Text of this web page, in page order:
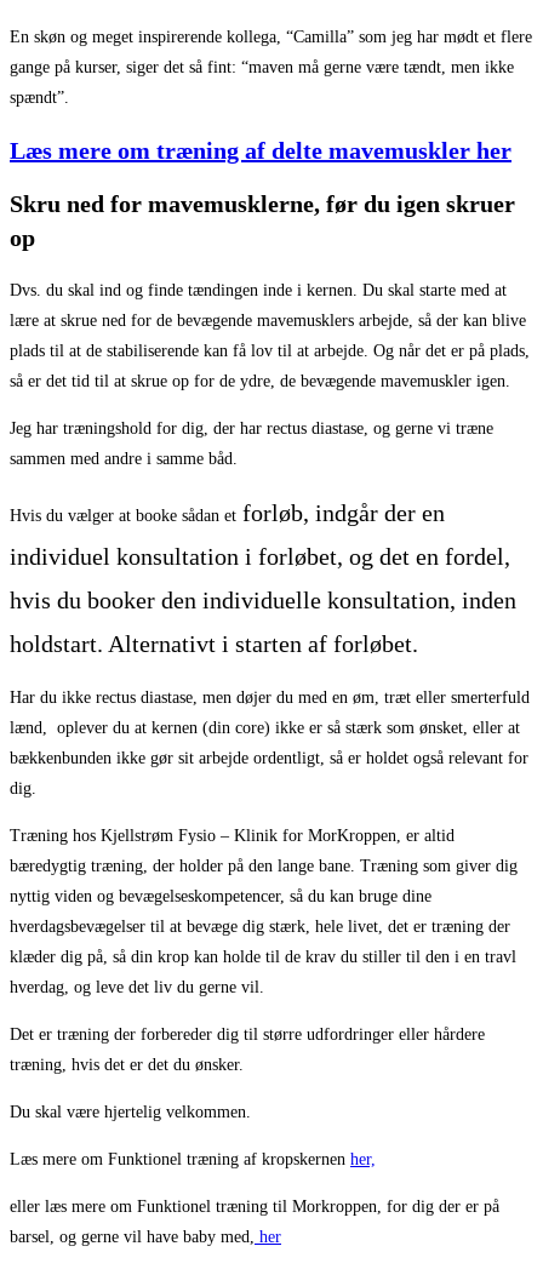
En skøn og meget inspirerende kollega, “Camilla” som jeg har mødt et flere
gange på kurser, siger det så fint: “maven må gerne være tændt, men ikke
spændt”.
Læs mere om træning af delte mavemuskler her
Skru ned for mavemusklerne​, før du igen skruer
op
Dvs. du skal ind og finde tændingen inde i kernen. Du skal starte med at
lære at skrue ned for de bevægende mavemusklers arbejde, så der kan blive
plads til at de stabiliserende kan få lov til at arbejde. Og når det er på plads,
så er det tid til at skrue op for de ydre, de bevægende mavemuskler igen.
Jeg har træningshold for dig, der har rectus diastase, og gerne vi træne
sammen med andre i samme båd.
Hvis du vælger at booke sådan et forløb, indgår der en
individuel konsultation i forløbet, og det en fordel,
hvis du booker den individuelle konsultation, inden
holdstart. Alternativt i starten af forløbet.
Har du ikke rectus diastase, men døjer du med en øm, træt eller smerterfuld
lænd, oplever du at kernen (din core) ikke er så stærk som ønsket, eller at
bækkenbunden ikke gør sit arbejde ordentligt, så er holdet også relevant for
dig.
Træning hos Kjellstrøm Fysio – Klinik for MorKroppen, er altid
bæredygtig træning, der holder på den lange bane. Træning som giver dig
nyttig viden og bevægelseskompetencer, så du kan bruge dine
hverdagsbevægelser til at bevæge dig stærk, hele livet, det er træning der
klæder dig på, så din krop kan holde til de krav du stiller til den i en travl
hverdag, og leve det liv du gerne vil.
Det er træning der forbereder dig til større udfordringer eller hårdere
træning, hvis det er det du ønsker.
Du skal være hjertelig velkommen.
Læs mere om Funktionel træning af kropskernen her,
eller læs mere om Funktionel træning til Morkroppen, for dig der er på
barsel, og gerne vil have baby med,
her